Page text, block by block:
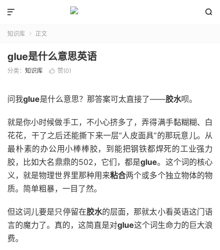


知识库  正文
glue是什么意思英语
分类： 知识库  赞(0)
问我glue是什么意思？那答案可太直接了——胶水呗。
就是你小时候做手工，不小心挤多了，弄得满手黏糊糊、白
花花，干了之后还能撕下来一层“人皮面具”的那玩意儿。从
最朴素的办公用小棒棒胶，到能把钢铁都焊死的工业强力
胶，比如大名鼎鼎的502，它们，都是glue。这个词的核心
义，就是物理世界里那种用来粘合两个或多个独立物体的物
质。简单粗暴，一目了然。
但这词儿要是只停留在胶水的层面，那就太小看英语这门语
言的魔力了。真的，这简直是对glue这个词生命力的巨大浪
费。